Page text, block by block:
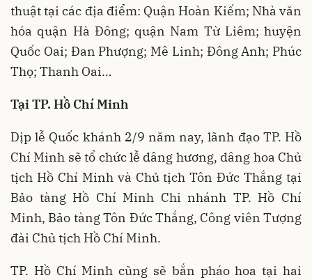
thuật tại các địa điểm: Quận Hoàn Kiếm; Nhà văn
hóa quận Hà Đông; quận Nam Từ Liêm; huyện
Quốc Oai; Đan Phượng; Mê Linh; Đông Anh; Phúc
Thọ; Thanh Oai…
Tại TP. Hồ Chí Minh
Dịp lễ Quốc khánh 2/9 năm nay, lãnh đạo TP. Hồ
Chí Minh sẽ tổ chức lễ dâng hương, dâng hoa Chủ
tịch Hồ Chí Minh và Chủ tịch Tôn Đức Thắng tại
Bảo tàng Hồ Chí Minh Chi nhánh TP. Hồ Chí
Minh, Bảo tàng Tôn Đức Thắng, Công viên Tượng
đài Chủ tịch Hồ Chí Minh.
TP. Hồ Chí Minh cũng sẽ bắn pháo hoa tại hai